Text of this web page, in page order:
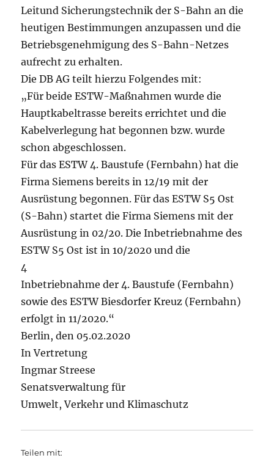
Leitund Sicherungstechnik der S-Bahn an die
heutigen Bestimmungen anzupassen und die
Betriebsgenehmigung des S-Bahn-Netzes
aufrecht zu erhalten.
Die DB AG teilt hierzu Folgendes mit:
„Für beide ESTW-Maßnahmen wurde die
Hauptkabeltrasse bereits errichtet und die
Kabelverlegung hat begonnen bzw. wurde
schon abgeschlossen.
Für das ESTW 4. Baustufe (Fernbahn) hat die
Firma Siemens bereits in 12/19 mit der
Ausrüstung begonnen. Für das ESTW S5 Ost
(S-Bahn) startet die Firma Siemens mit der
Ausrüstung in 02/20. Die Inbetriebnahme des
ESTW S5 Ost ist in 10/2020 und die
4
Inbetriebnahme der 4. Baustufe (Fernbahn)
sowie des ESTW Biesdorfer Kreuz (Fernbahn)
erfolgt in 11/2020.“
Berlin, den 05.02.2020
In Vertretung
Ingmar Streese
Senatsverwaltung für
Umwelt, Verkehr und Klimaschutz
Teilen mit: